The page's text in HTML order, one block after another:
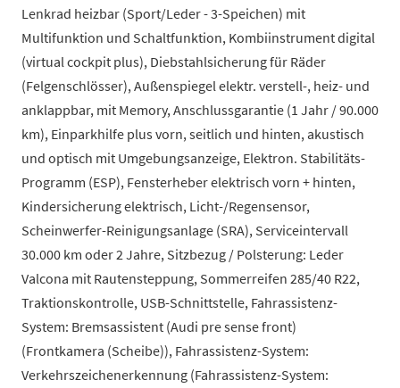
Lenkrad heizbar (Sport/Leder - 3-Speichen) mit
Multifunktion und Schaltfunktion, Kombiinstrument digital
(virtual cockpit plus), Diebstahlsicherung für Räder
(Felgenschlösser), Außenspiegel elektr. verstell-, heiz- und
anklappbar, mit Memory, Anschlussgarantie (1 Jahr / 90.000
km), Einparkhilfe plus vorn, seitlich und hinten, akustisch
und optisch mit Umgebungsanzeige, Elektron. Stabilitäts-
Programm (ESP), Fensterheber elektrisch vorn + hinten,
Kindersicherung elektrisch, Licht-/Regensensor,
Scheinwerfer-Reinigungsanlage (SRA), Serviceintervall
30.000 km oder 2 Jahre, Sitzbezug / Polsterung: Leder
Valcona mit Rautensteppung, Sommerreifen 285/40 R22,
Traktionskontrolle, USB-Schnittstelle, Fahrassistenz-
System: Bremsassistent (Audi pre sense front)
(Frontkamera (Scheibe)), Fahrassistenz-System:
Verkehrszeichenerkennung (Fahrassistenz-System: